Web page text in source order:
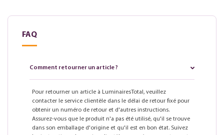
FAQ
Comment retourner un article ?
Pour retourner un article à LuminairesTotal, veuillez
contacter le service clientèle dans le délai de retour fixé pour
obtenir un numéro de retour et d'autres instructions.
Assurez-vous que le produit n'a pas été utilisé, qu'il se trouve
dans son emballage d'origine et qu'il est en bon état. Suivez